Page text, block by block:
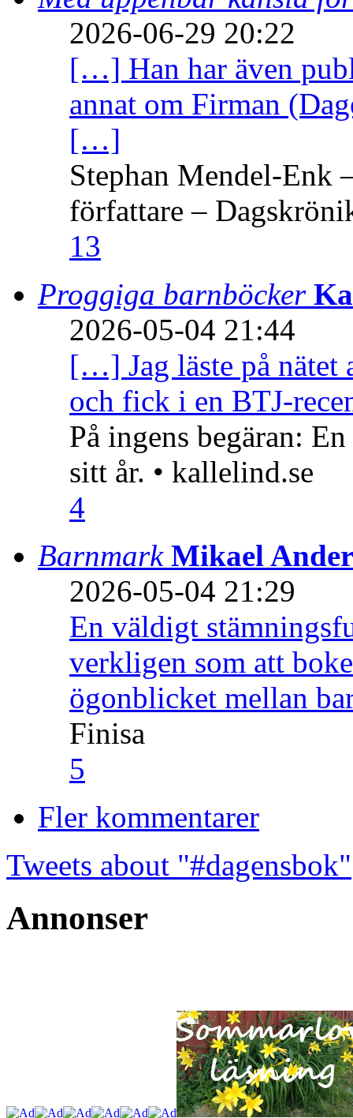
2026-06-29 20:22
[…] Han har även
annat om Firman
[…]
Stephan Mendel-Enk
författare –
13
Proggiga barnböcker
2026-05-04 21:44
[…] Jag läste på nätet
och fick i en BTJ-
På ingens begäran:
sitt år. • kallelind.se
4
Barnmark Mikael
2026-05-04 21:29
En väldigt
verkligen som att
ögonblicket mellan
Finisa
5
Fler kommentarer
Tweets about "#dagensbok"
Annonser